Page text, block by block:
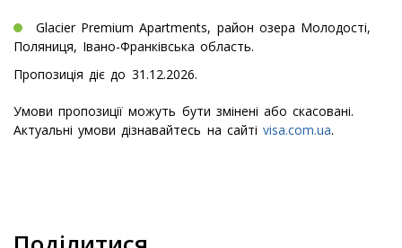
Glacier Premium Apartments, район озера Молодості,
Поляниця, Івано-Франківська область.
Пропозиція діє до 31.12.2026.
Умови пропозиції можуть бути змінені або скасовані.
Актуальні умови дізнавайтесь на сайтіvisa.com.ua.